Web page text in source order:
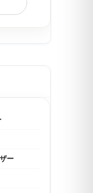
ー